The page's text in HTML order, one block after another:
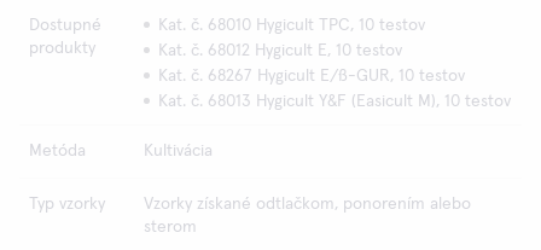
Dostupné
produkty
Kat. č. 68010 Hygicult TPC, 10 testov
Kat. č. 68012 Hygicult E, 10 testov
Kat. č. 68267 Hygicult E/ß-GUR, 10 testov
Kat. č. 68013 Hygicult Y&F (Easicult M), 10 testov
Metóda Kultivácia
Typ vzorky
Vzorky získané odtlačkom, ponorením alebo
sterom